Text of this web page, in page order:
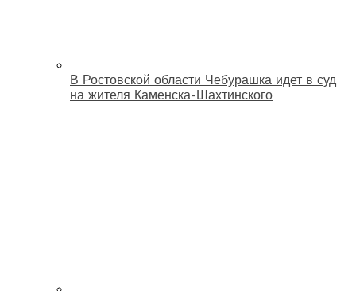
В Ростовской области Чебурашка идет в суд
на жителя Каменска-Шахтинского